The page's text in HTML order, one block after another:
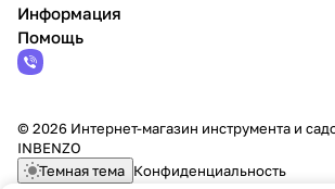
Информация
Помощь
© 2026 Интернет-магазин инструмента и
INBENZO
Темная тема Конфиденциальность